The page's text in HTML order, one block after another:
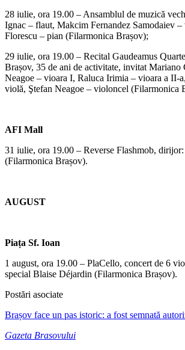
28 iulie, ora 19.00 – Ansamblul de muzică
Ignac – flaut, Makcim Fernandez Samodaiev
Florescu – pian (Filarmonica Brașov);
29 iulie, ora 19.00 – Recital Gaudeamus
Brașov, 35 de ani de activitate, invitat Mariano
Neagoe – vioara I, Raluca Irimia – vioara a II-
violă, Ştefan Neagoe – violoncel (Filarmonica
AFI Mall
31 iulie, ora 19.00 – Reverse Flashmob,
(Filarmonica Brașov).
AUGUST
Piața Sf. Ioan
1 august, ora 19.00 – PlaCello, concert de 6
special Blaise Déjardin (Filarmonica Brașov).
Postări asociate
Brașov face un pas istoric: a fost semnată
Gazeta Brasovului